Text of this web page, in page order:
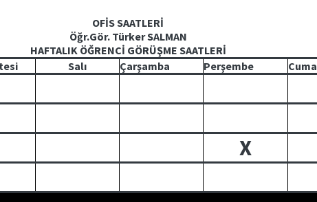
OFİS SAATLERİ
Öğr.Gör. Türker SALMAN
HAFTALIK ÖĞRENCİ GÖRÜŞME SAATLERİ
Salı Çarşamba Perşembe
Cuma
X